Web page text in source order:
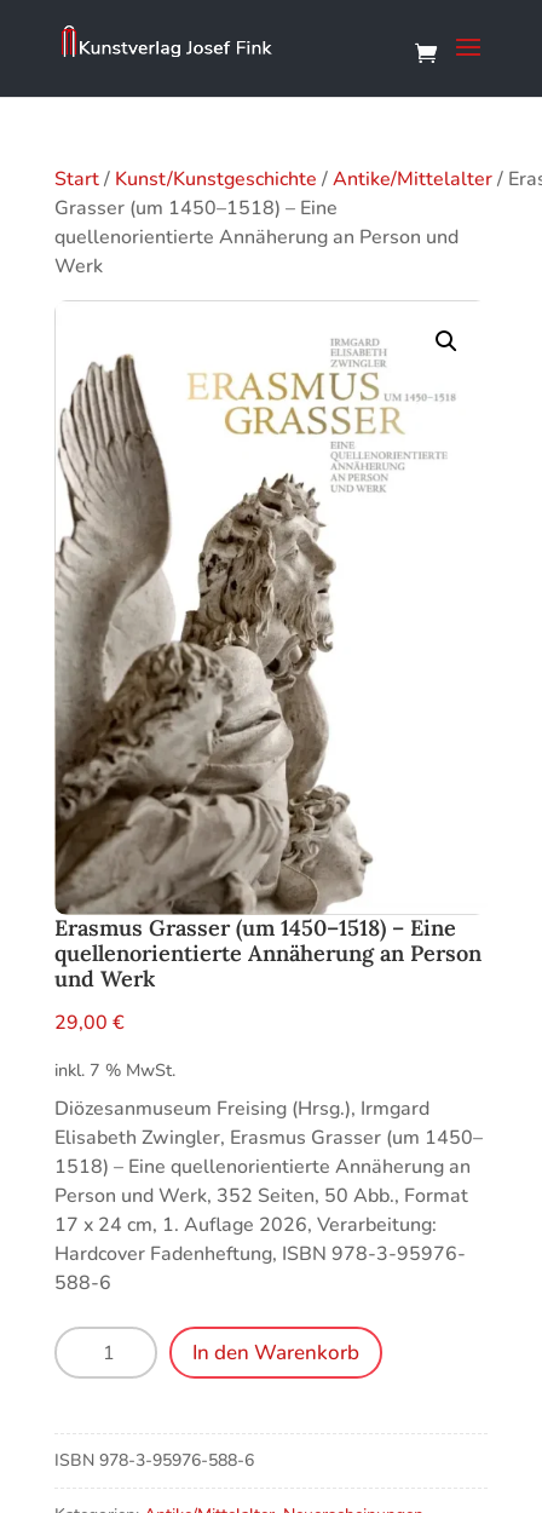
Start/ Kunst/Kunstgeschichte /Antike/Mittelalter/
Grasser (um 1450–1518) – Eine
quellenorientierte Annäherung an Person und
Werk
Erasmus Grasser (um 1450–1518) – Eine
quellenorientierte Annäherung an Person
und Werk
29,00 €
inkl. 7 % MwSt.
Diözesanmuseum Freising (Hrsg.), Irmgard
Elisabeth Zwingler, Erasmus Grasser (um 1450–
1518) – Eine quellenorientierte Annäherung an
Person und Werk, 352 Seiten, 50 Abb., Format
17 x 24 cm, 1. Auflage 2026, Verarbeitung:
Hardcover Fadenheftung, ISBN 978-3-95976-
588-6
Erasmus
Grasser
1450–
1518)
–
In den Warenkorb
ISBN 978-3-95976-588-6